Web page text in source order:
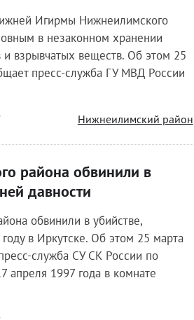
Игирмы Нижнеилимского
в незаконном хранении
и взрывчатых веществ. Об этом 25
пресс-служба ГУ МВД России
Нижнеилимский район
района обвинили в
давности
обвинили в убийстве,
в Иркутске. Об этом 25 марта
служба СУ СК России по
апреля 1997 года в комнате